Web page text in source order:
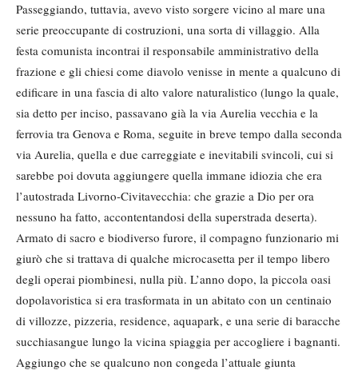
Passeggiando, tuttavia, avevo visto sorgere vicino al mare una
serie preoccupante di costruzioni, una sorta di villaggio. Alla
festa comunista incontrai il responsabile amministrativo della
frazione e gli chiesi come diavolo venisse in mente a qualcuno di
edificare in una fascia di alto valore naturalistico (lungo la quale,
sia detto per inciso, passavano già la via Aurelia vecchia e la
ferrovia tra Genova e Roma, seguite in breve tempo dalla seconda
via Aurelia, quella e due carreggiate e inevitabili svincoli, cui si
sarebbe poi dovuta aggiungere quella immane idiozia che era
l’autostrada Livorno-Civitavecchia: che grazie a Dio per ora
nessuno ha fatto, accontentandosi della superstrada deserta).
Armato di sacro e biodiverso furore, il compagno funzionario mi
giurò che si trattava di qualche microcasetta per il tempo libero
degli operai piombinesi, nulla più. L’anno dopo, la piccola oasi
dopolavoristica si era trasformata in un abitato con un centinaio
di villozze, pizzeria, residence, aquapark, e una serie di baracche
succhiasangue lungo la vicina spiaggia per accogliere i bagnanti.
Aggiungo che se qualcuno non congeda l’attuale giunta